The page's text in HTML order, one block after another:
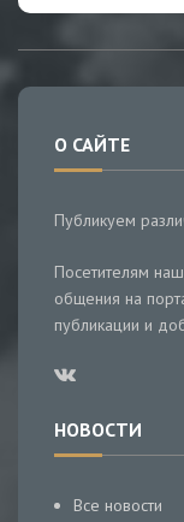
О САЙТЕ
Публикуем
Посетителям
общения на
публикации и
НОВОСТИ
Все новости